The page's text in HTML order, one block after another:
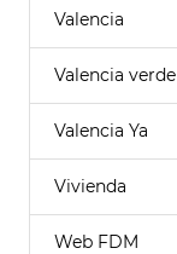
Valencia
Valencia verde
Valencia Ya
Vivienda
Web FDM